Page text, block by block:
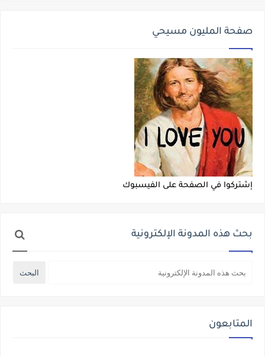
صفحة المليون مسيحي
إشتركوا في الصفحة على الفيسبوك
بحث هذه المدونة الإلكترونية
المتابعون